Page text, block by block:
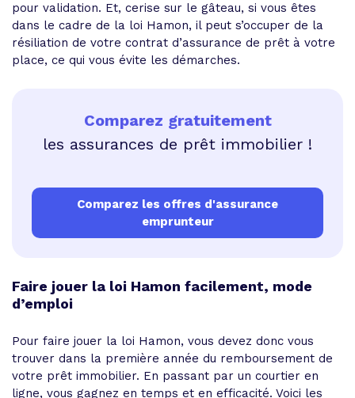
pour validation. Et, cerise sur le gâteau, si vous êtes
dans le cadre de la loi Hamon, il peut s’occuper de la
résiliation de votre contrat d’assurance de prêt à votre
place, ce qui vous évite les démarches.
Comparez gratuitement
les assurances de prêt immobilier !
Comparez les offres d'assurance
emprunteur
Faire jouer la loi Hamon facilement, mode
d’emploi
Pour faire jouer la loi Hamon, vous devez donc vous
trouver dans la première année du remboursement de
votre prêt immobilier. En passant par un courtier en
ligne, vous gagnez en temps et en efficacité. Voici les